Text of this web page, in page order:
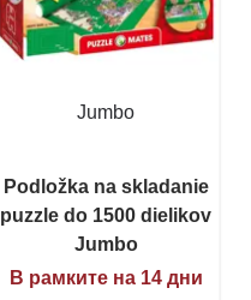
Jumbo
Podložka na skladanie
puzzle do 1500 dielikov
Jumbo
В рамките на 14 дни